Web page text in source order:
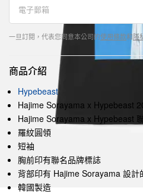
一旦訂閱，代表您同意本公司的使用條款和隱
商品介紹
Hypebeast
Hajime Sorayama x Hypebeast
Hajime Sorayama x Hypebeast
羅紋圓領
短袖
胸前印有聯名品牌標誌
背部印有 Hajime Sorayama 設計
韓國製造